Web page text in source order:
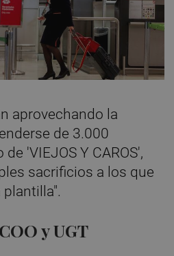
aprovechando la
de 3.000
'VIEJOS Y CAROS',
sacrificios a los que
y UGT